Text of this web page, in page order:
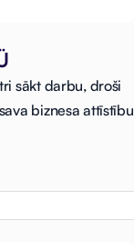
sākt darbu, droši
biznesa attīstību